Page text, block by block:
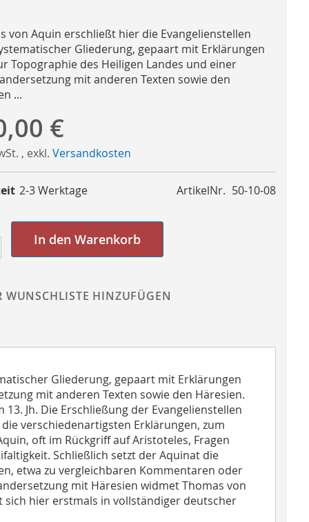
von Aquin erschließt hier die Evangelienstellen
Gliederung, gepaart mit Erklärungen
Topographie des Heiligen Landes und einer
mit anderen Texten sowie den
...
€
, exkl. Versandkosten
ArtikelNr. 50-10-08
2-3 Werktage
In den Warenkorb
WUNSCHLISTE HINZUFÜGEN
Gliederung, gepaart mit Erklärungen
mit anderen Texten sowie den Häresien.
Jh. Die Erschließung der Evangelienstellen
verschiedenartigsten Erklärungen, zum
oft im Rückgriff auf Aristoteles, Fragen
Schließlich setzt der Aquinat die
etwa zu vergleichbaren Kommentaren oder
mit Häresien widmet Thomas von
hier erstmals in vollständiger deutscher